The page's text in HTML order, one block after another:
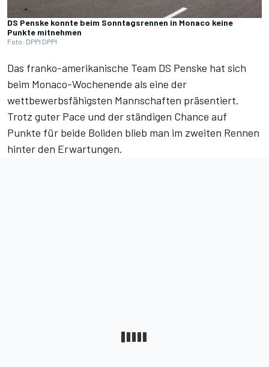
DS Penske konnte beim Sonntagsrennen in Monaco keine
Punkte mitnehmen
Foto: DPPI DPPI
Das franko-amerikanische Team DS Penske hat sich
beim Monaco-Wochenende als eine der
wettbewerbsfähigsten Mannschaften präsentiert.
Trotz guter Pace und der ständigen Chance auf
Punkte für beide Boliden blieb man im zweiten Rennen
hinter den Erwartungen.